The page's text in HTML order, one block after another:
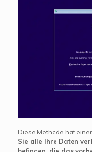
Diese Methode hat
Sie alle Ihre Daten